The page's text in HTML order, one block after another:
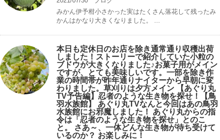
みかん伊予柑小さかった実はたくさん落花して残ったみ
かんはかなり大きくなりました。 ...
本日も定休日のお店を除き通常通り収穫出荷
しました！ストーリーで紹介していた小粒の
ブドウが大きくなりました♪お菓子用がメイン
ですが、とても美味しいです。一部を除き作
業の時間帯が昨年通りナイターから早朝に変
わりました。草刈りは夕方メイン 【あぐり丸
TV予告編】忍者のような生き物を探せ！【鳥
羽水族館】 あぐり丸TVなんと今回はあの鳥羽
水族館にお邪魔しました！ あぐり丸からの指
令は「忍者のような生き物を探せ」とのこ
と。 さあ～、一体どんな生き物が待ち受けて
いるのか？ お楽しみに！